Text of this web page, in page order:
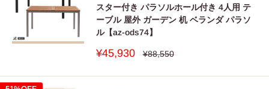
スター付き パラソルホール付き 4人用 テ
ーブル 屋外 ガーデン 机 ベランダ パラソ
ル【az-ods74】
販
価
¥45,930
通
格
¥88,550